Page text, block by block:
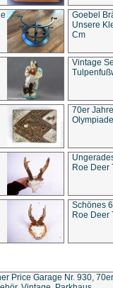
Goebel
Unsere
Cm
Vintage
70er
Roe Deer
Schönes
Roe Deer
Price Garage Nr. 930,